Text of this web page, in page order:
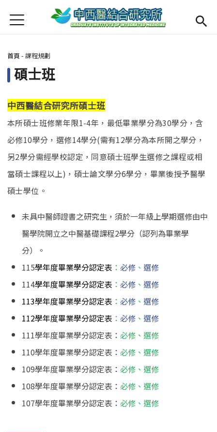
首頁
最新消息
Open submenu (本所簡介)
本所簡介
Open submenu (師資陣容)
師資陣容
Open submenu (課程規劃)
課程規劃
Open submenu (學生專區)
學生專區
活動集錦
Open
English
Jump to Navigation
Jump to Main content
您在這裡
首頁 - 課程規劃
碩士班
中西醫結合研究所碩士班
本所碩士班修業年限1-4年，最低畢業學分為30學分，含
必修10學分，選修14學分(需有12學分為本所開之學分，
另2學分需經學校認定，同意碩士班學生選修之課程或相
當碩士課程以上)，碩士論文學分6學分，畢業後授予醫學
碩士學位。
未具中醫師證書之研究生，須於一年級上學期選修由中
醫學院開立之中醫基礎課程2學分（認列為畢業學
分）。
115學年度畢業學分認定表 ： 必修 、 選修
114學年度畢業學分認定表 ： 必修 、 選修
113學年度畢業學分認定表 ： 必修 、 選修
112學年度畢業學分認定表 ： 必修 、 選修
111學年度畢業學分認定表： 必修 、 選修
110學年度畢業學分認定表： 必修 、 選修
109學年度畢業學分認定表： 必修 、 選修
108學年度畢業學分認定表： 必修 、 選修
107學年度畢業學分認定表： 必修 、 選修